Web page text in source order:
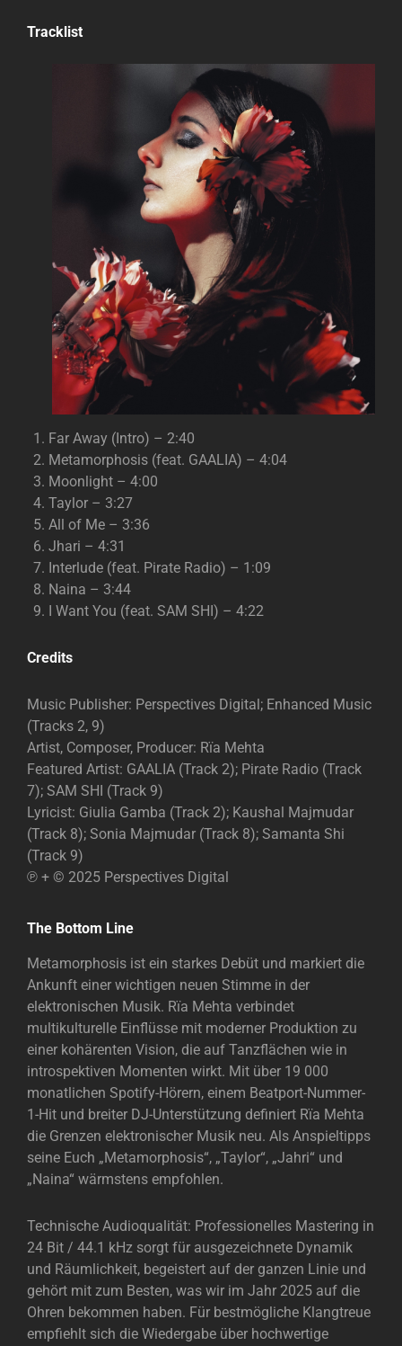
Tracklist
Far Away (Intro) – 2:40
Metamorphosis (feat. GAALIA) – 4:04
Moonlight – 4:00
Taylor – 3:27
All of Me – 3:36
Jhari – 4:31
Interlude (feat. Pirate Radio) – 1:09
Naina – 3:44
I Want You (feat. SAM SHI) – 4:22
Credits
Music Publisher: Perspectives Digital; Enhanced Music
(Tracks 2, 9)
Artist, Composer, Producer: Rïa Mehta
Featured Artist: GAALIA (Track 2); Pirate Radio (Track
7); SAM SHI (Track 9)
Lyricist: Giulia Gamba (Track 2); Kaushal Majmudar
(Track 8); Sonia Majmudar (Track 8); Samanta Shi
(Track 9)
℗ + © 2025 Perspectives Digital
The Bottom Line
Metamorphosis ist ein starkes Debüt und markiert die
Ankunft einer wichtigen neuen Stimme in der
elektronischen Musik. Rïa Mehta verbindet
multikulturelle Einflüsse mit moderner Produktion zu
einer kohärenten Vision, die auf Tanzflächen wie in
introspektiven Momenten wirkt. Mit über 19 000
monatlichen Spotify-Hörern, einem Beatport-Nummer-
1-Hit und breiter DJ-Unterstützung definiert Rïa Mehta
die Grenzen elektronischer Musik neu. Als Anspieltipps
seine Euch „Metamorphosis“, „Taylor“, „Jahri“ und
„Naina“ wärmstens empfohlen.
Technische Audioqualität: Professionelles Mastering in
24 Bit / 44.1 kHz sorgt für ausgezeichnete Dynamik
und Räumlichkeit, begeistert auf der ganzen Linie und
gehört mit zum Besten, was wir im Jahr 2025 auf die
Ohren bekommen haben. Für bestmögliche Klangtreue
empfiehlt sich die Wiedergabe über hochwertige